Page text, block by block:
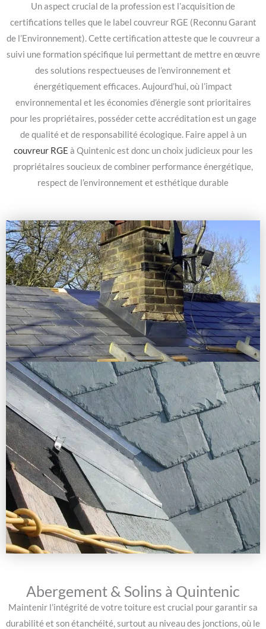
Un aspect crucial de la profession est l’acquisition de
certifications telles que le label couvreur RGE (Reconnu Garant
de l’Environnement). Cette certification atteste que le couvreur a
suivi une formation spécifique lui permettant de mettre en œuvre
des solutions respectueuses de l’environnement et
énergétiquement efficaces. Aujourd’hui, où l’impact
environnemental et les économies d’énergie sont prioritaires
pour les propriétaires, posséder cette accréditation est un gage
de qualité et de responsabilité écologique. Faire appel à un
couvreur RGE à Quintenic est donc un choix judicieux pour les
propriétaires soucieux de combiner performance énergétique,
respect de l’environnement et esthétique durable
Abergement & Solins à Quintenic
Maintenir l’intégrité de votre toiture est crucial pour garantir sa
durabilité et son étanchéité, surtout au niveau des jonctions, où le